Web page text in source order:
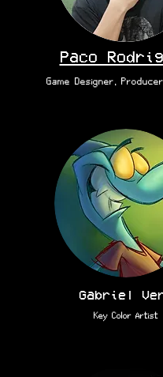
Paco
Game Designer,
Gabriel
Key Color Artist